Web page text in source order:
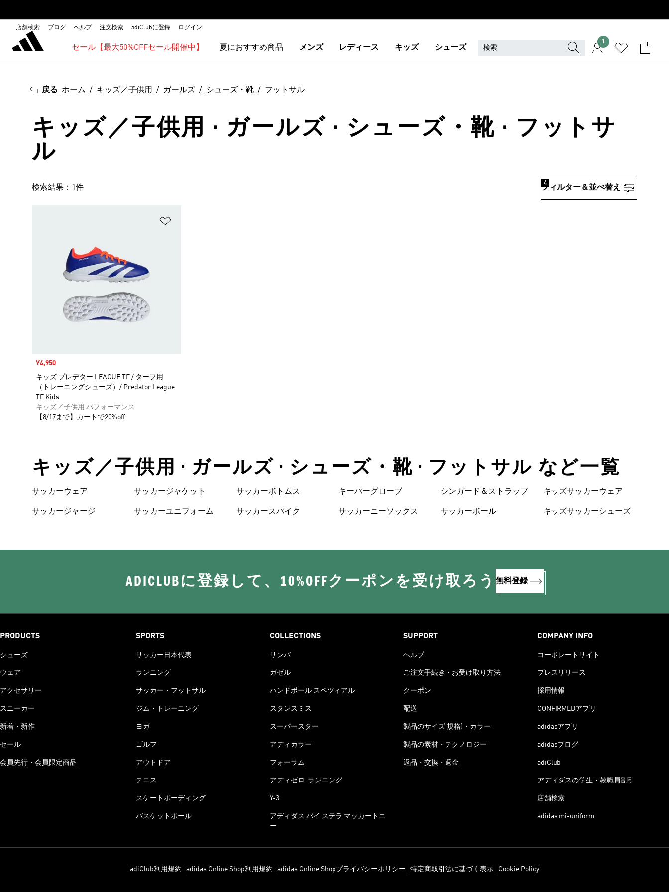
店舗検索 ブログ ヘルプ 注文検索 adiClubに登録 ログイン
セール【最大50%OFFセール開催中】 夏におすすめ商品 メンズ レディース キッズ シューズ
1
戻る ホーム キッズ／子供用 ガールズ シューズ・靴 フットサル
キッズ／子供用 · ガールズ · シューズ・靴 · フットサ
ル
検索結果：1件 フィルター＆並べ替え
4
セール価格
¥4,950
キッズ プレデター LEAGUE TF / ターフ用
（トレーニングシューズ）/ Predator League
TF Kids
キッズ／子供用 パフォーマンス
【8/17まで】カートで20%off
キッズ／子供用 • ガールズ • シューズ・靴 • フットサル など一覧
サッカーウェア
サッカージャージ
サッカージャケット
サッカーユニフォーム
サッカーボトムス
サッカースパイク
キーパーグローブ
サッカーニーソックス
シンガード＆ストラップ
サッカーボール
キッズサッカーウェア
キッズサッカーシューズ
ADICLUBに登録して、10%OFFクーポンを受け取ろう 無料登録
PRODUCTS
シューズ
ウェア
アクセサリー
スニーカー
新着・新作
セール
会員先行・会員限定商品
SPORTS
サッカー日本代表
ランニング
サッカー・フットサル
ジム・トレーニング
ヨガ
ゴルフ
アウトドア
テニス
スケートボーディング
バスケットボール
COLLECTIONS
サンバ
ガゼル
ハンドボール スペツィアル
スタンスミス
スーパースター
アディカラー
フォーラム
アディゼロ-ランニング
Y-3
アディダス バイ ステラ マッカートニ
ー
SUPPORT
ヘルプ
ご注文手続き・お受け取り方法
クーポン
配送
製品のサイズ(規格)・カラー
製品の素材・テクノロジー
返品・交換・返金
COMPANY INFO
コーポレートサイト
プレスリリース
採用情報
CONFIRMEDアプリ
adidasアプリ
adidasブログ
adiClub
アディダスの学生・教職員割引
店舗検索
adidas mi-uniform
adiClub利用規約 adidas Online Shop利用規約 adidas Online Shopプライバシーポリシー 特定商取引法に基づく表示 Cookie Policy